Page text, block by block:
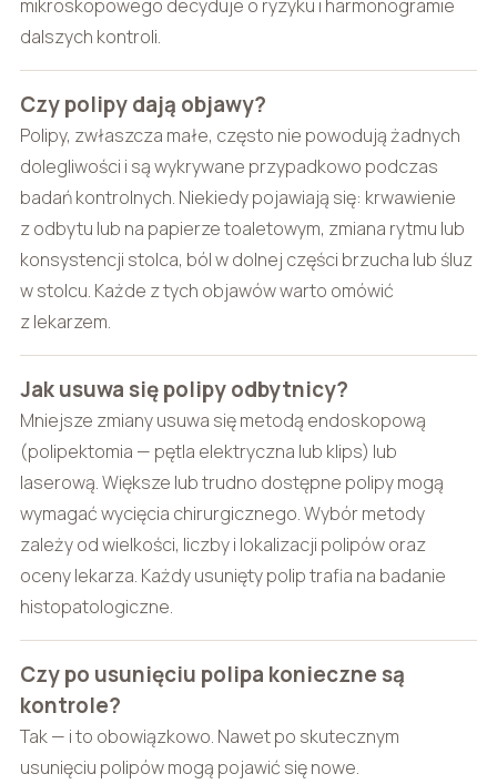
mikroskopowego decyduje o ryzyku i harmonogramie
dalszych kontroli.
Czy polipy dają objawy?
Polipy, zwłaszcza małe, często nie powodują żadnych
dolegliwości i są wykrywane przypadkowo podczas
badań kontrolnych. Niekiedy pojawiają się: krwawienie
z odbytu lub na papierze toaletowym, zmiana rytmu lub
konsystencji stolca, ból w dolnej części brzucha lub śluz
w stolcu. Każde z tych objawów warto omówić
z lekarzem.
Jak usuwa się polipy odbytnicy?
Mniejsze zmiany usuwa się metodą endoskopową
(polipektomia — pętla elektryczna lub klips) lub
laserową. Większe lub trudno dostępne polipy mogą
wymagać wycięcia chirurgicznego. Wybór metody
zależy od wielkości, liczby i lokalizacji polipów oraz
oceny lekarza. Każdy usunięty polip trafia na badanie
histopatologiczne.
Czy po usunięciu polipa konieczne są
kontrole?
Tak — i to obowiązkowo. Nawet po skutecznym
usunięciu polipów mogą pojawić się nowe.